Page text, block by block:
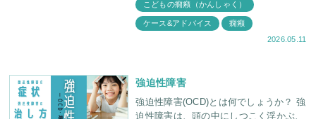
にこどもの癇癪（かんしゃく）
ケース&アドバイス
癇癪
2026.05.11
強迫性障害
強迫性障害(OCD)とは何でしょうか？ 強
迫性障害は、頭の中にしつこく浮かぶ、